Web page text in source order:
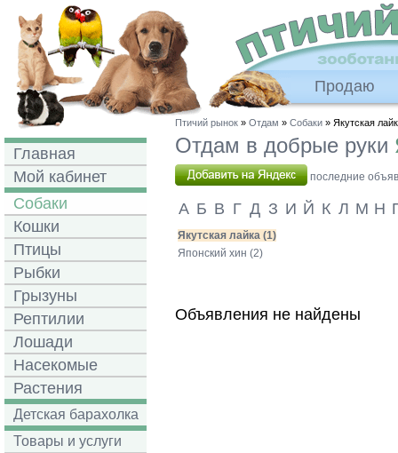
Продаю
Главная
Мой кабинет
Собаки
Кошки
Птицы
Рыбки
Грызуны
Рептилии
Лошади
Насекомые
Растения
Детская барахолка
Товары и услуги
Птичий рынок » Отдам » Собаки » Якутская
Отдам в добрые руки
последние
А Б В Г Д З И Й К Л М Н
Якутская лайка (1)
Японский хин (2)
Объявления не найдены